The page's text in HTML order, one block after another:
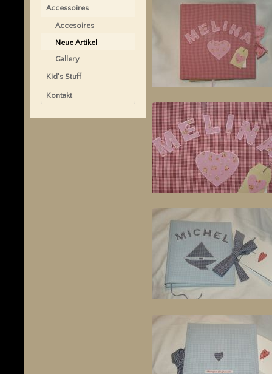
Accessoires
Accesoires
Neue Artikel
Gallery
Kid's Stuff
Kontakt